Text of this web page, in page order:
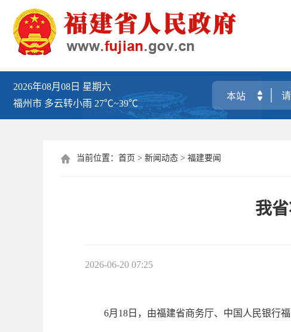
2026年08月08日 星期六
福州市 多云转小雨 27℃~39℃
 当前位置： 首页 > 新闻动态 > 福建要闻
我
2026-06-20 07:25
6月18日，由福建省商务厅、中国人民银行福